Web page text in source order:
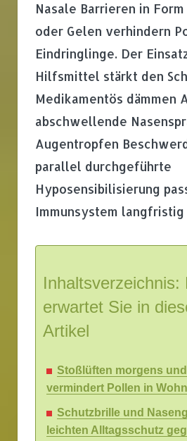
Nasale Barrieren in
oder Gelen verhindern
Eindringlinge. Der
Hilfsmittel stärkt den
Medikamentös dämmen
abschwellende
Augentropfen
parallel durchgeführte
Hyposensibilisierung
Immunsystem langfristig
Inhaltsverzeichnis:
erwartet Sie in
Artikel
Stoßlüften morgens
vermindert Pollen in
Schutzbrille und
leichten Alltagsschutz